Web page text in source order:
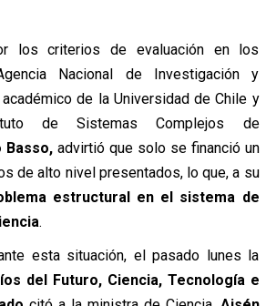
los criterios de evaluación en los
Nacional de Investigación y
de la Universidad de Chile y
de Sistemas Complejos de
Basso,advirtió que solo se financió un
de alto nivel presentados, lo que, a su
estructural en el sistema de
.
esta situación, el pasado lunes la
del Futuro, Ciencia, Tecnología e